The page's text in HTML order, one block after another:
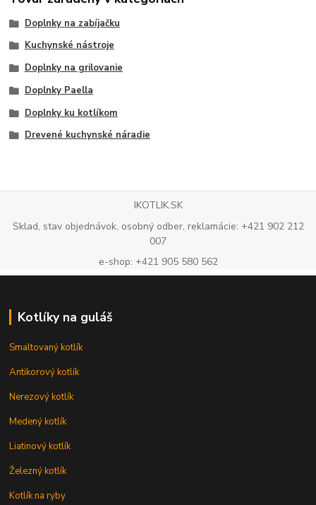
Doplnky na zabíjačku
Kuchynské nástroje
Doplnky na grilovanie
Doplnky Paella
Doplnky ku kotlíkom
Drevené kuchynské náradie
IKOTLIK.SK
Sklad, stav objednávok, osobný odber, reklamácie: +421 902 212
007
e-shop: +421 905 580 562
Kotlíky na guláš
Smaltovaný kotlík
Antikorový kotlík
Nerezový kotlík
Medený kotlík
Liatinový kotlík
Železný kotlík
Kotlík na ryby